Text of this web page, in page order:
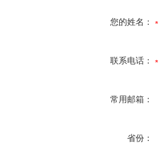
您的姓名：
联系电话：
常用邮箱：
省份：